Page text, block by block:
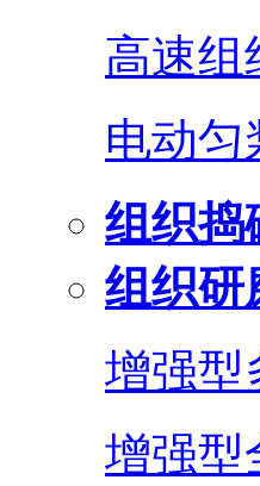
高速组
电动匀
组织捣
组织研
增强型
增强型